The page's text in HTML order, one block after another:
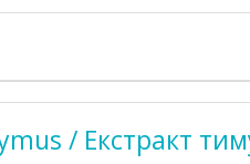
/ Екстракт